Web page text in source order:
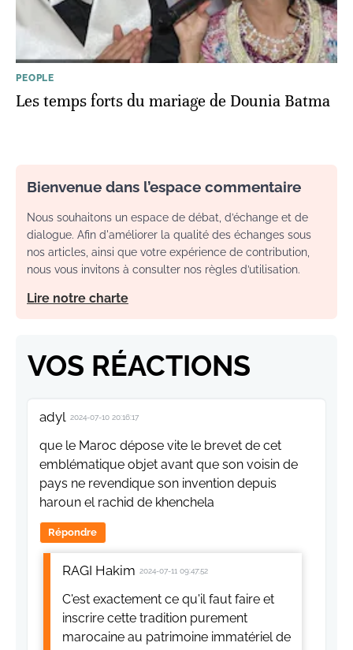
PEOPLE
Les temps forts du mariage de Dounia Batma
Bienvenue dans l’espace commentaire
Nous souhaitons un espace de débat, d’échange et de
dialogue. Afin d'améliorer la qualité des échanges sous
nos articles, ainsi que votre expérience de contribution,
nous vous invitons à consulter nos règles d’utilisation.
Lire notre charte
VOS RÉACTIONS
adyl 2024-07-10 20:16:17
que le Maroc dépose vite le brevet de cet
emblématique objet avant que son voisin de
pays ne revendique son invention depuis
haroun el rachid de khenchela
Répondre
RAGI Hakim 2024-07-11 09:47:52
C'est exactement ce qu'il faut faire et
inscrire cette tradition purement
marocaine au patrimoine immatériel de